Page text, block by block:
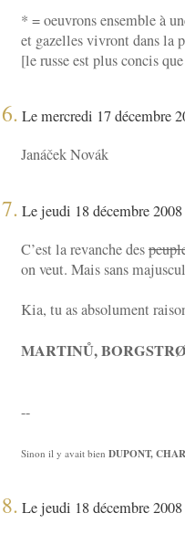
* = oeuvrons ensemble à
et gazelles vivront dans la
[le russe est plus concis
6. Le mercredi 17 décembre
Janáček Novák
7. Le jeudi 18 décembre
C’est la revanche des
on veut. Mais sans
Kia, tu as absolument
MARTINŮ,
--
Sinon il y avait bien DUPONT,
8. Le jeudi 18 décembre